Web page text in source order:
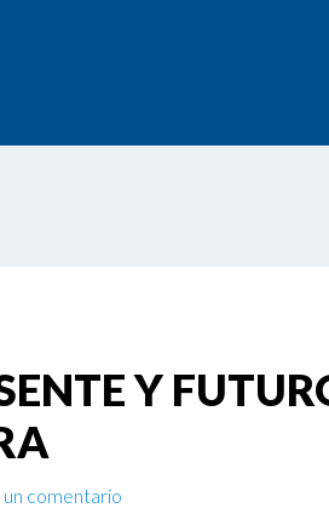
Y
comentario